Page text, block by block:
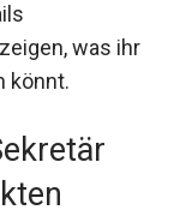
was ihr
könnt.